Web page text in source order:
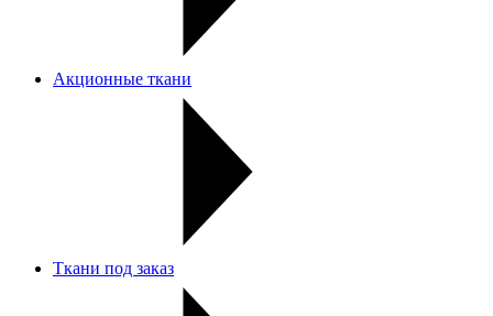
Акционные ткани
Ткани под заказ